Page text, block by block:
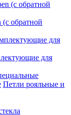
(с обратной
для
Петли рояльные и